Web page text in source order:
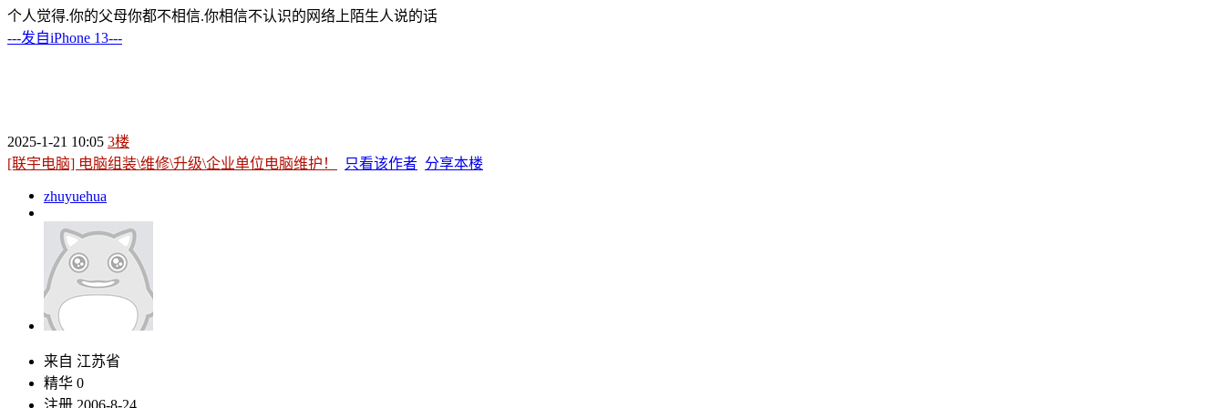
个人觉得.你的父母你都不相信.你相信不认识的网络上陌生人说的话
---发自iPhone 13---
2025-1-21 10:05 3楼
[联宇电脑] 电脑组装\维修\升级\企业单位电脑维护！
只看该作者 分享本楼
zhuyuehua
来自 江苏省
精华 0
注册 2006-8-24